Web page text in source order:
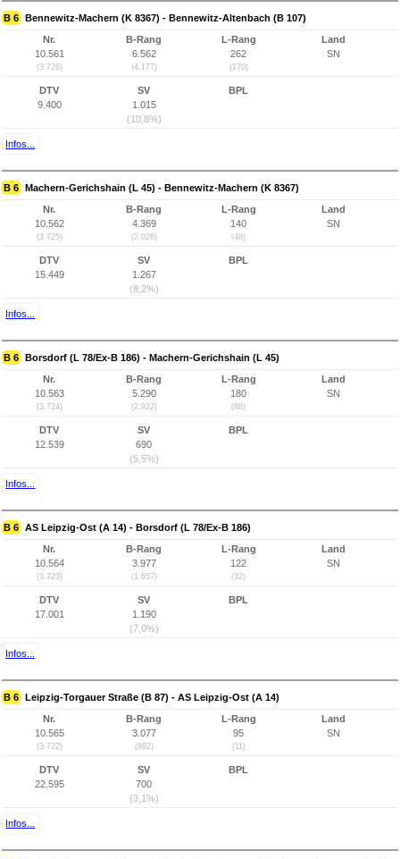
B 6 Bennewitz-Machern (K 8367) - Bennewitz-Altenbach (B 107)
Nr.
10.561
(3.726)
B-Rang
6.562
(4.177)
L-Rang
262
(170)
Land
SN
DTV
9.400
SV
1.015
(10,8%)
BPL
Infos...
B 6 Machern-Gerichshain (L 45) - Bennewitz-Machern (K 8367)
Nr.
10.562
(3.725)
B-Rang
4.369
(2.026)
L-Rang
140
(48)
Land
SN
DTV
15.449
SV
1.267
(8,2%)
BPL
Infos...
B 6 Borsdorf (L 78/Ex-B 186) - Machern-Gerichshain (L 45)
Nr.
10.563
(3.724)
B-Rang
5.290
(2.922)
L-Rang
180
(88)
Land
SN
DTV
12.539
SV
690
(5,5%)
BPL
Infos...
B 6 AS Leipzig-Ost (A 14) - Borsdorf (L 78/Ex-B 186)
Nr.
10.564
(3.723)
B-Rang
3.977
(1.657)
L-Rang
122
(32)
Land
SN
DTV
17.001
SV
1.190
(7,0%)
BPL
Infos...
B 6 Leipzig-Torgauer Straße (B 87) - AS Leipzig-Ost (A 14)
Nr.
10.565
(3.722)
B-Rang
3.077
(882)
L-Rang
95
(11)
Land
SN
DTV
22.595
SV
700
(3,1%)
BPL
Infos...